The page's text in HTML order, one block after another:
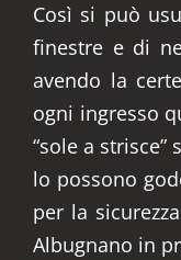
Così si può
finestre e di
avendo la
ogni ingresso
“sole a strisce”
lo possono
per la
Albugnano in